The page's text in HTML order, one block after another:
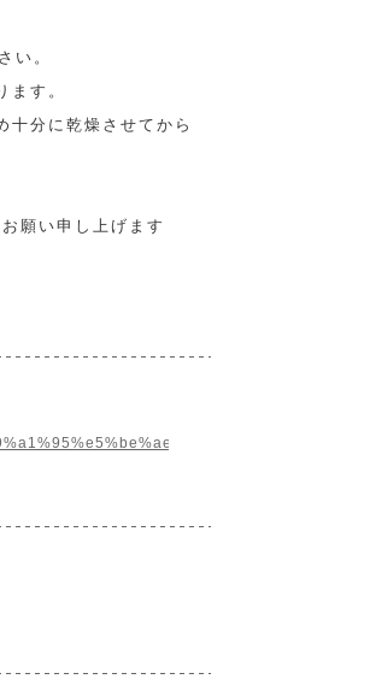
い。
す。
十分に乾燥させてから
願い申し上げます